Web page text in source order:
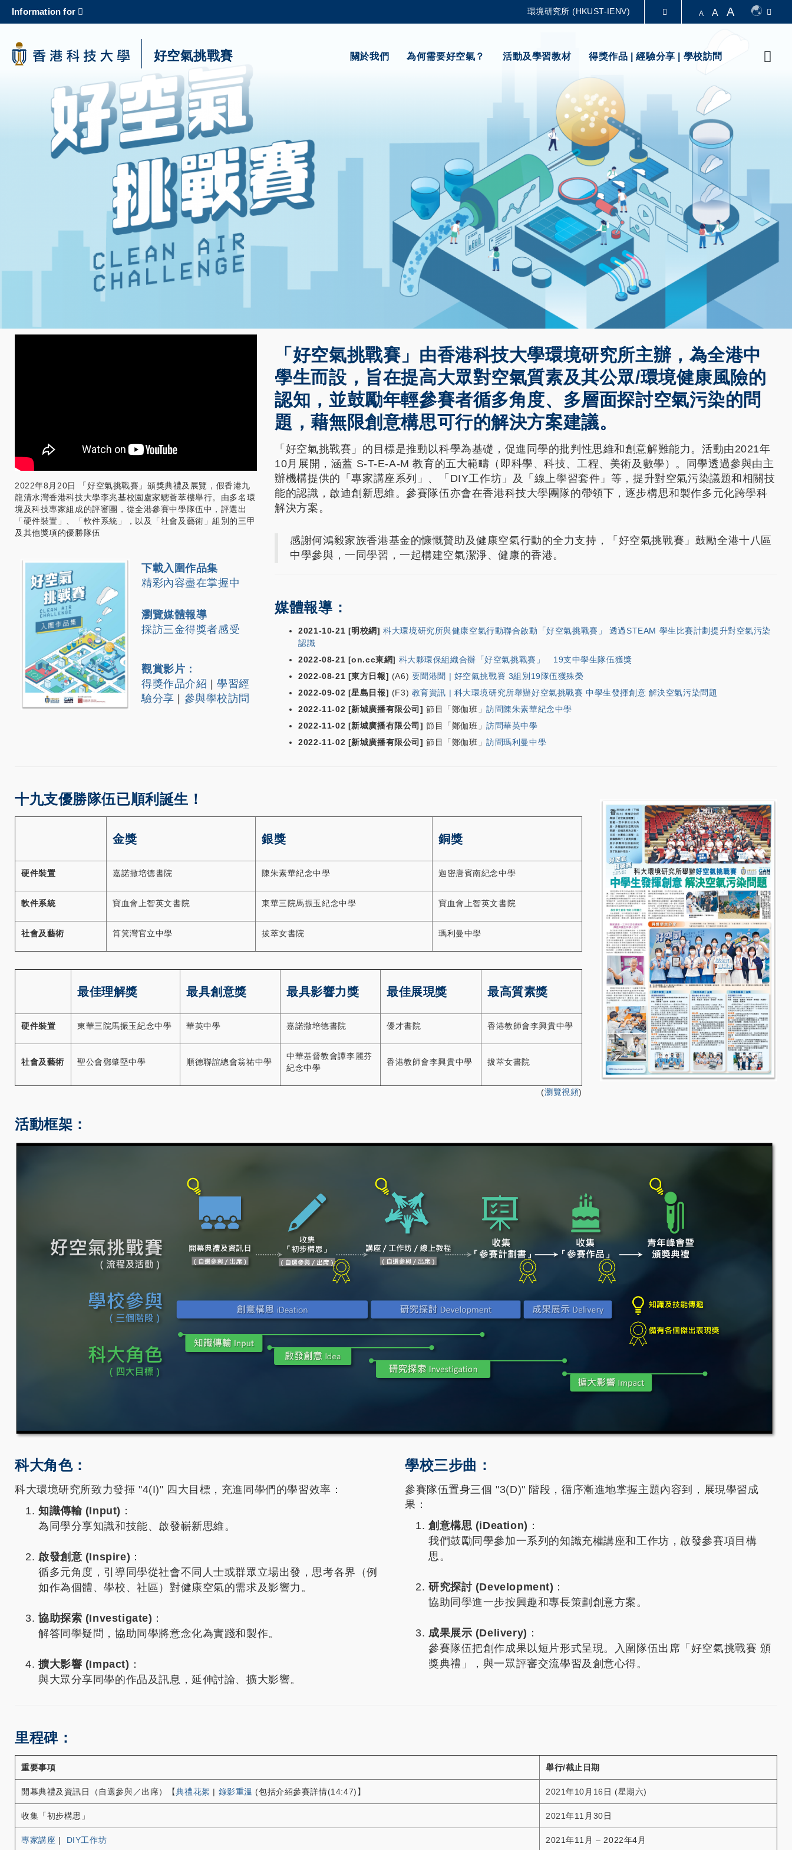
content
更多科大概覽
科大新聞 生活@科大 圖書館
校園地圖及指南
Information for 環境研究所 (HKUST-IENV) A A A
關於我們 為何需要好空氣？ 活動及學習教材 得獎作品 | 經驗分享 | 學校訪問
好空氣挑戰賽
2022年8月20日 「好空氣挑戰賽」頒獎典禮及展覽，假香港九
龍清水灣香港科技大學李兆基校園盧家驄薈萃樓舉行。由多名環
境及科技專家組成的評審團，從全港參賽中學隊伍中，評選出
「硬件裝置」、「軟件系統」，以及「社會及藝術」組別的三甲
及其他獎項的優勝隊伍
下載入圍作品集
精彩內容盡在掌握中
瀏覽媒體報導
採訪三金得獎者感受
觀賞影片：
得獎作品介紹 |學習經
驗分享 | 參與學校訪問
「好空氣挑戰賽」 由香港科技大學環境研究所主辦，為全港中
學生而設，旨在提高大眾對空氣質素及其公眾/環境健康風險的
認知，並鼓勵年輕參賽者循多角度、多層面探討空氣污染的問
題，藉無限創意構思可行的解決方案建議。
「好空氣挑戰賽」的目標是推動以科學為基礎，促進同學的批判性思維和創意解難能力。活動由2021年
10月展開，涵蓋 S-T-E-A-M 教育的五大範疇（即科學、科技、工程、美術及數學）。同學透過參與由主
辦機構提供的「專家講座系列」、「DIY工作坊」及「線上學習套件」等，提升對空氣污染議題和相關技
能的認識，啟迪創新思維。參賽隊伍亦會在香港科技大學團隊的帶領下，逐步構思和製作多元化跨學科
解決方案。
感謝何鴻毅家族香港基金的慷慨贊助及健康空氣行動的全力支持，「好空氣挑戰賽」鼓勵全港十八區
中學參與，一同學習，一起構建空氣潔淨、健康的香港。
媒體報導：
2021-10-21 [明校網]科大環境研究所與健康空氣行動聯合啟動「好空氣挑戰賽」 透過STEAM 學生比賽計劃提升對空氣污染
認識
2022-08-21 [on.cc東網] 科大夥環保組織合辦「好空氣挑戰賽」 19支中學生隊伍獲獎
2022-08-21 [東方日報] (A6) 要聞港聞 | 好空氣挑戰賽 3組別19隊伍獲殊榮
2022-09-02 [星島日報] (F3) 教育資訊 | 科大環境研究所舉辦好空氣挑戰賽 中學生發揮創意 解決空氣污染問題
2022-11-02 [新城廣播有限公司]節目「鄭伽班」訪問陳朱素華紀念中學
2022-11-02 [新城廣播有限公司]節目「鄭伽班」訪問華英中學
2022-11-02 [新城廣播有限公司]節目「鄭伽班」訪問瑪利曼中學
十九支優勝隊伍已順利誕生！
金獎 銀獎 銅獎
硬件裝置 嘉諾撒培德書院 陳朱素華紀念中學 迦密唐賓南紀念中學
軟件系統 寶血會上智英文書院 東華三院馬振玉紀念中學 寶血會上智英文書院
社會及藝術 筲箕灣官立中學 拔萃女書院 瑪利曼中學
最佳理解獎 最具創意獎 最具影響力獎 最佳展現獎 最高質素獎
硬件裝置 東華三院馬振玉紀念中學 華英中學 嘉諾撒培德書院 優才書院 香港教師會李興貴中學
社會及藝術 聖公會鄧肇堅中學 順德聯誼總會翁祐中學
中華基督教會譚李麗芬
紀念中學
香港教師會李興貴中學 拔萃女書院
(瀏覽視頻)
活動框架：
科大角色：
科大環境研究所致力發揮 "4(I)" 四大目標，充進同學們的學習效率：
知識傳輸 (Input) ：
為同學分享知識和技能、啟發嶄新思維。
啟發創意 (Inspire) ：
循多元角度，引導同學從社會不同人士或群眾立場出發，思考各界（例
如作為個體、學校、社區）對健康空氣的需求及影響力。
協助探索 (Investigate) ：
解答同學疑問，協助同學將意念化為實踐和製作。
擴大影響 (Impact) ：
與大眾分享同學的作品及訊息，延伸討論、擴大影響。
學校三步曲：
參賽隊伍置身三個 "3(D)" 階段，循序漸進地掌握主題內容到，展現學習成
果：
創意構思 (iDeation) ：
我們鼓勵同學參加一系列的知識充權講座和工作坊，啟發參賽項目構
思。
研究探討 (Development) ：
協助同學進一步按興趣和專長策劃創意方案。
成果展示 (Delivery) ：
參賽隊伍把創作成果以短片形式呈現。入圍隊伍出席「好空氣挑戰賽 頒
獎典禮」，與一眾評審交流學習及創意心得。
里程碑：
重要事項 舉行/截止日期
開幕典禮及資訊日（自選參與／出席）【典禮花絮 | 錄影重溫 (包括介紹參賽詳情(14:47)】 2021年10月16日 (星期六)
收集「初步構思」 2021年11月30日
專家講座 | DIY工作坊 2021年11月 – 2022年4月